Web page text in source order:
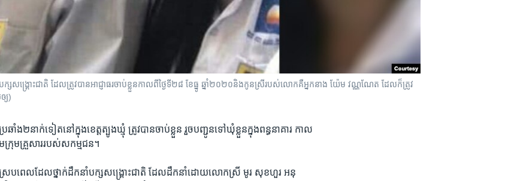
ង្រ្គោះជាតិ ដែល​ត្រូវ​បាន​អាជ្ញាធរ​ចាប់ខ្លួន​កាល​ពី​ថ្ងៃ​ទី២៨ ខែ​ធ្នូ ឆ្នាំ​២០២០និង​កូនស្រី​របស់​លោកគឺ​អ្នកនាង យ៉ែម វណ្ណណែត ដែល​ក៏​​ត្រូវ​
យ)
ឆាំង​២​នាក់​ទៀត​នៅ​ក្នុង​ខេត្ត​ត្បូង​ឃ្មុំ ត្រូវ​បាន​ចាប់​ខ្លួន រួច​បញ្ជូន​ទៅ​ឃុំ​ខ្លួន​ក្នុង​ពន្ធនាគារ កាល​
ម​ក្រុម​គ្រួសារ​របស់​សកម្ម​ជន។
ស្រប​ពេល​ដែល​ថ្នាក់​ដឹកនាំ​បក្ស​សង្គ្រោះជាតិ ដែល​ដឹកនាំ​ដោយ​លោកស្រី មូរ សុខហួរ អនុ​